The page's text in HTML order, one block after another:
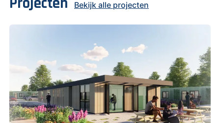
Bekijk alle projecten